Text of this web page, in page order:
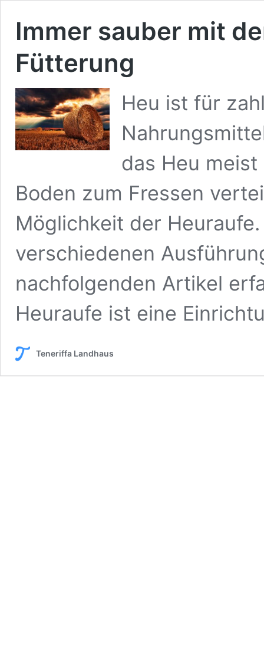
Immer sauber mit
Fütterung
Heu ist für
das Heu
Boden zum Fressen
Möglichkeit der
verschiedenen
nachfolgenden Artikel
Heuraufe ist eine
Teneriffa Landhaus